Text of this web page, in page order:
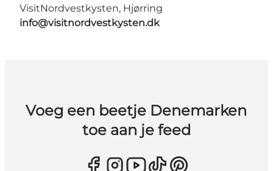
VisitNordvestkysten, Hjørring
info@visitnordvestkysten.dk
Voeg een beetje Denemarken
toe aan je feed